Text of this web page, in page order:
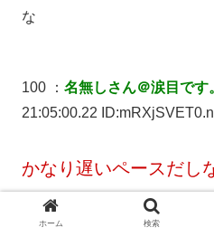
な
100 ： 名無しさん＠涙目です
21:05:00.22
かなり遅いペースだし
そして炭水化物も食っ
更に基地外だと
ホーム 検索